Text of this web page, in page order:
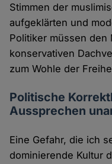
Stimmen der
aufgeklärten und
Politiker müssen den
konservativen
zum Wohle der
Politische
Aussprechen
Eine Gefahr, die ich
dominierende Kultur